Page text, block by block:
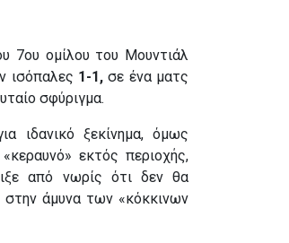
7ου ομίλου του Μουντιάλ
ισόπαλες 1-1, σε ένα ματς
σφύριγμα.
ιδανικό ξεκίνημα, όμως
εκτός περιοχής,
από νωρίς ότι δεν θα
στην άμυνα των «κόκκινων